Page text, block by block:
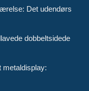
Det udendørs
dobbeltsidede
metaldisplay: